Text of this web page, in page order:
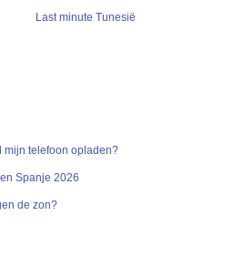
Last minute Tunesië
mijn telefoon opladen?
Spanje 2026
de zon?